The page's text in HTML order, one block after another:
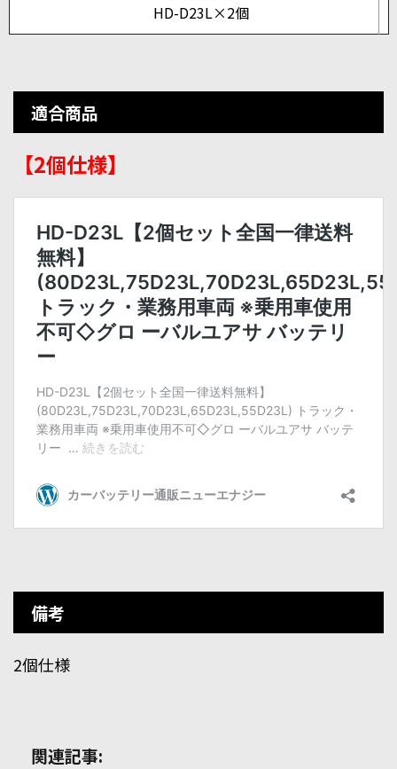
HD-D23L×2個
適合商品
【2個仕様】
備考
2個仕様
関連記事: